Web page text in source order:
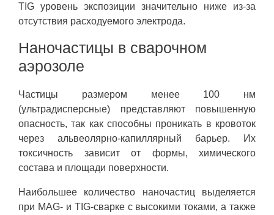
TIG уровень экспозиции значительно ниже из-за
отсутствия расходуемого электрода.
Наночастицы в сварочном
аэрозоле
Частицы размером менее 100 нм
(ультрадисперсные) представляют повышенную
опасность, так как способны проникать в кровоток
через альвеолярно-капиллярный барьер. Их
токсичность зависит от формы, химического
состава и площади поверхности.
Наибольшее количество наночастиц выделяется
при MAG- и TIG-сварке с высокими токами, а также